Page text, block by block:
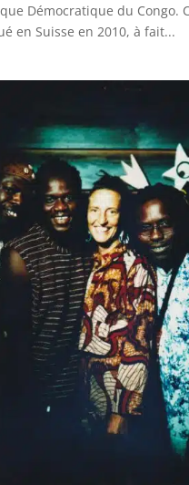
Démocratique du Congo.
en Suisse en 2010, à fait...